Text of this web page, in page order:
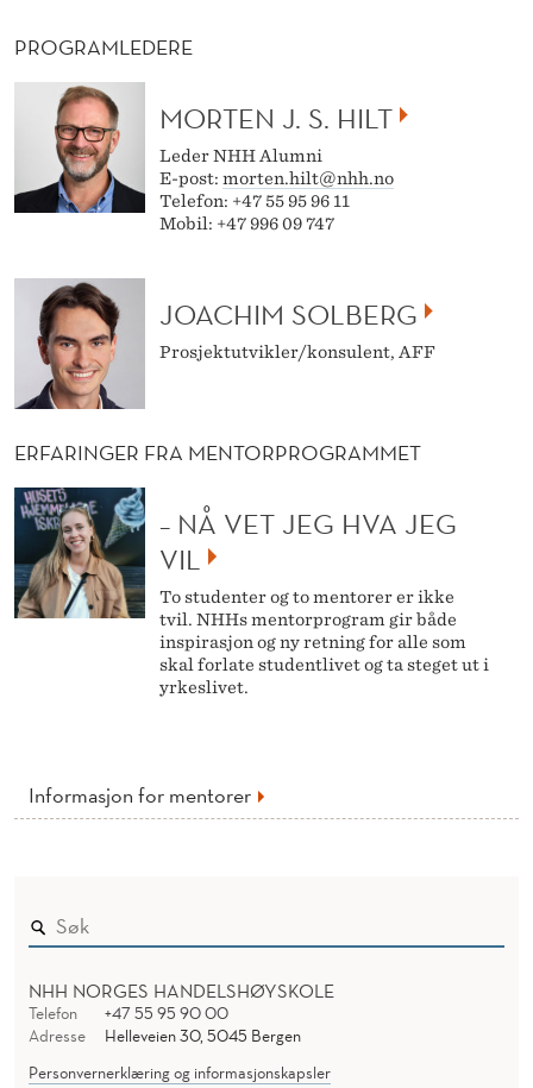
PROGRAMLEDERE
MORTEN J. S. HILT
Leder NHH Alumni
E-post: morten.hilt@nhh.no
Telefon: +47 55 95 96 11
Mobil: +47 996 09 747
JOACHIM SOLBERG
Prosjektutvikler/konsulent, AFF
ERFARINGER FRA MENTORPROGRAMMET
– NÅ VET JEG HVA JEG
VIL
To studenter og to mentorer er ikke
tvil. NHHs mentorprogram gir både
inspirasjon og ny retning for alle som
skal forlate studentlivet og ta steget ut i
yrkeslivet.
Informasjon for mentorer
NHH NORGES HANDELSHØYSKOLE
Telefon
+47 55 95 90 00
Adresse
Helleveien 30, 5045 Bergen
Personvernerklæring og informasjonskapsler